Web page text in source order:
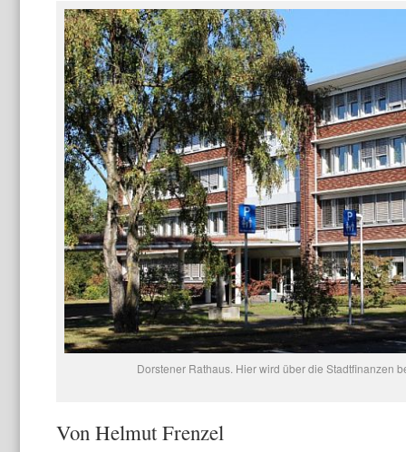
Dorstener Rathaus. Hier wird über die Stadtfinanzen
Von Helmut Frenzel